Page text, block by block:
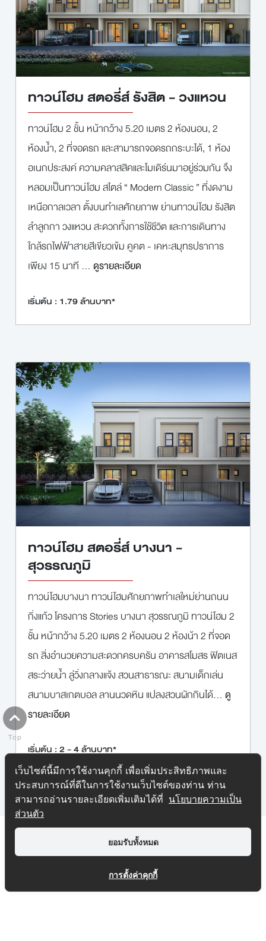
Top
ทาวน์โฮม สตอรี่ส์ รังสิต - วงแหวน
ทาวน์โฮม 2 ชั้น หน้ากว้าง 5.20 เมตร 2 ห้องนอน, 2
ห้องน้ำ, 2 ที่จอดรถ และสามารถจอดรถกระบะได้, 1 ห้อง
อเนกประสงค์ ความคลาสสิคและโมเดิร์นมาอยู่ร่วมกัน จึง
หลอมเป็นทาวน์โฮม สไตล์ “ Modern Classic ” ที่งดงาม
เหนือกาลเวลา ตั้งบนทําเลศักยภาพ ย่านทาวน์โฮม รังสิต
ลำลูกกา วงแหวน สะดวกทั้งการใช้ชีวิต และการเดินทาง
ใกล้รถไฟฟ้าสายสีเขียวเข้ม คูคต - เคหะสมุทรปราการ
เพียง 15 นาที ... ดูรายละเอียด
เริ่มต้น : 1.79 ล้านบาท*
ทาวน์โฮม สตอรี่ส์ บางนา -
สุวรรณภูมิ
ทาวน์โฮมบางนา ทาวน์โฮมศักยภาพทำเลใหม่ย่านถนน
กิ่งแก้ว โครงการ Stories บางนา สุวรรณภูมิ ทาวน์โฮม 2
ชั้น หน้ากว้าง 5.20 เมตร 2 ห้องนอน 2 ห้องน้า 2 ที่จอด
รถ สิ่งอำนวยความสะดวกครบครัน อาคารสโมสร ฟิตเนส
สระว่ายน้ำ ลู่วิ่งกลางแจ้ง สวนสาธารณะ สนามเด็กเล่น
สนามบาสเกตบอล ลานนวดหิน แปลงสวนผักกินได้... ดู
รายละเอียด
เริ่มต้น : 2 - 4 ล้านบาท*
เว็บไซต์นี้มีการใช้งานคุกกี้ เพื่อเพิ่มประสิทธิภาพและ
ประสบการณ์ที่ดีในการใช้งานเว็บไซต์ของท่าน ท่าน
สามารถอ่านรายละเอียดเพิ่มเติมได้ที่ นโยบายความเป็น
ส่วนตัว
ยอมรับทั้งหมด
การตั้งค่าคุกกี้